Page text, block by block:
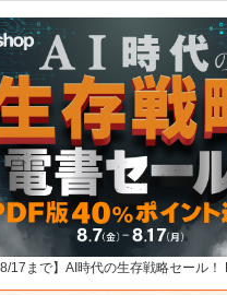
17まで】AI時代の生存戦略セール